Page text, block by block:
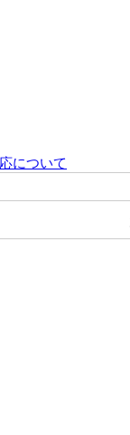
について